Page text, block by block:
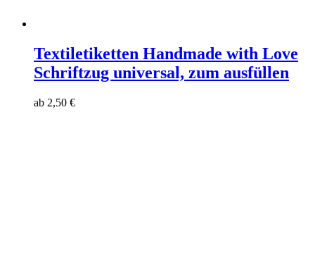
Textiletiketten Handmade with Love
Schriftzug universal, zum ausfüllen
ab 2,50 €